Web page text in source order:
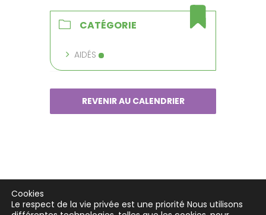
CATÉGORIE
AIDÉS
REVENIR AU CALENDRIER
Cookies
Le respect de la vie privée est une priorité Nous utilisons